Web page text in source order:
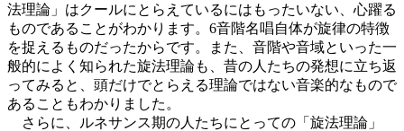
法理論」はクールにとらえているにはもったいない、心躍る
ものであることがわかります。6音階名唱自体が旋律の特徴
を捉えるものだったからです。また、音階や音域といった一
般的によく知られた旋法理論も、昔の人たちの発想に立ち返
ってみると、頭だけでとらえる理論ではない音楽的なもので
あることもわかりました。
さらに、ルネサンス期の人たちにとっての「旋法理論」